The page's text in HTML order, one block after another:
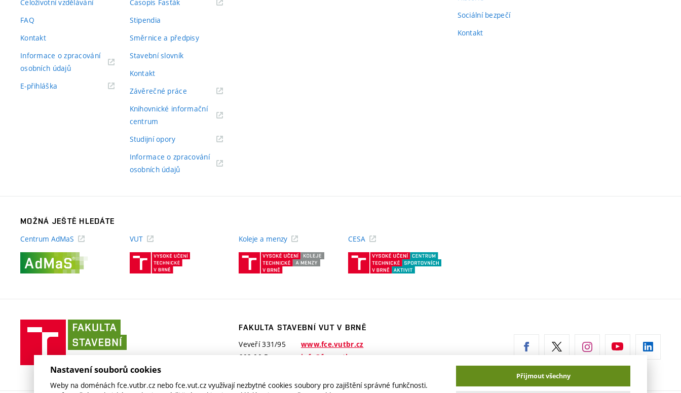
Celoživotní vzdělávání
FAQ
Kontakt
Informace o zpracování
osobních údajů(externí
E-přihláška
Časopis Fasťák
Stipendia
Směrnice a předpisy
Stavební slovník
Kontakt
Závěrečné práce(externí
Knihovnické informační
centrum
Studijní opory(externí
Informace o zpracování
osobních údajů(externí
Sociální bezpečí
Kontakt
MOŽNÁ JEŠTĚ HLEDÁTE
Centrum AdMaS
VUT
(externí
Koleje a menzy
(externí
CESA
stavební
VUT
Brně
FAKULTA STAVEBNÍ VUT V BRNĚ
Veveří 331/95
602 00 Brno
www.fce.vutbr.cz
info@fce.vutbr.cz
Nastavení souborů cookies
Weby na doménách fce.vutbr.cz nebo fce.vut.cz využívají nezbytné cookies soubory pro zajištění správné funkčnosti.
Přijmout všechny